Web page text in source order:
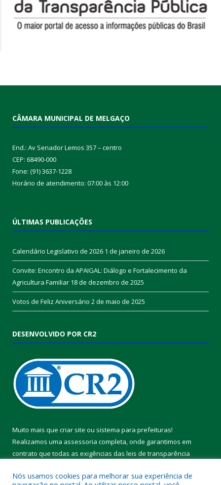
CÂMARA MUNICIPAL DE MELGAÇO
End.: Av Senador Lemos 357 – centro
CEP: 68490-000
Fone: (91) 3637-1228
Horário de atendimento: 07:00 às 12:00
ÚLTIMAS PUBLICAÇÕES
Calendário Legislativo de 2026 1 de janeiro de 2026
Convite: Encontro da APAIGAL: Diálogo e Fortalecimento da
Agricultura Familiar 18 de dezembro de 2025
Votos de Feliz Aniversário 2 de maio de 2025
DESENVOLVIDO POR CR2
Muito mais que criar site ou sistema para prefeituras!
Realizamos uma assessoria completa, onde garantimos em
contrato que todas as exigências das leis de transparência
Nós usamos cookies para melhorar sua experiência de